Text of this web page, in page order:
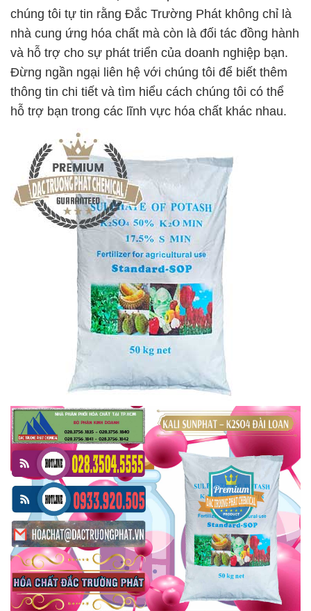
chúng tôi tự tin rằng Đắc Trường Phát không chỉ là
nhà cung ứng hóa chất mà còn là đối tác đồng hành
và hỗ trợ cho sự phát triển của doanh nghiệp bạn.
Đừng ngần ngại liên hệ với chúng tôi để biết thêm
thông tin chi tiết và tìm hiểu cách chúng tôi có thể
hỗ trợ bạn trong các lĩnh vực hóa chất khác nhau.